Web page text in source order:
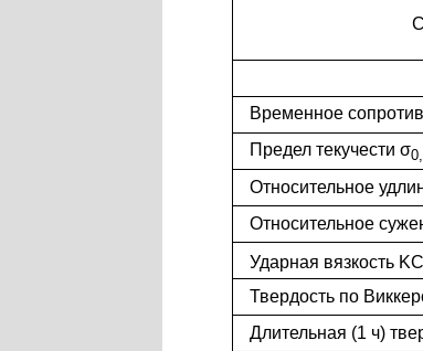
Временное
Предел текучести σ
Относительное
Относительное
Ударная вязкость
Твердость по
Длительная (1 ч)